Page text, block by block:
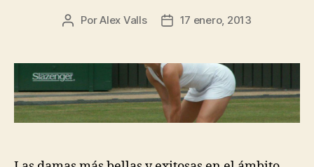
Autor
entrada
PorAlex Valls
Fecha
entrada
17 enero, 2013